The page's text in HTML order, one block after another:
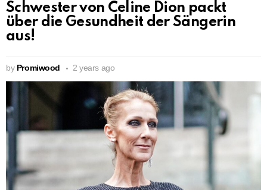
Schwester von Celine Dion packt
über die Gesundheit der Sängerin
aus!
by Promiwood 2 years ago